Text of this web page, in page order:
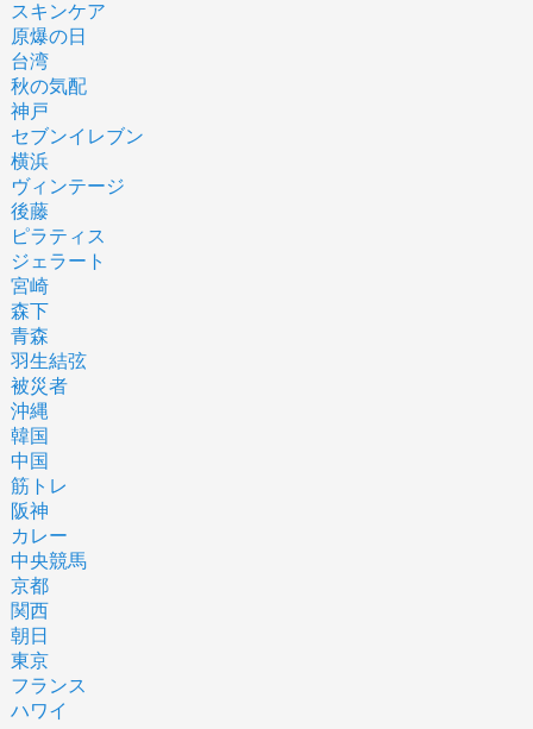
スキンケア
原爆の日
台湾
秋の気配
神戸
セブンイレブン
横浜
ヴィンテージ
後藤
ピラティス
ジェラート
宮崎
森下
青森
羽生結弦
被災者
沖縄
韓国
中国
筋トレ
阪神
カレー
中央競馬
京都
関西
朝日
東京
フランス
ハワイ